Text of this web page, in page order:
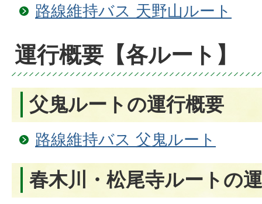
路線維持バス 天野山ルート
運行概要【各ルート】
父鬼ルートの運行概要
路線維持バス 父鬼ルート
春木川・松尾寺ルートの